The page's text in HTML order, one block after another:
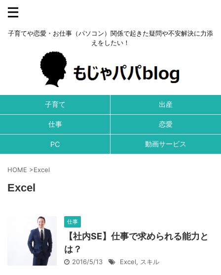
子育てや恋愛・お仕事（パソコン）関係で起きた疑問や不安解決に力添
えをしたい！
子育て 出産
仕事 恋愛
PC 動画サービス
HOME >Excel
Excel
仕事
【社内SE】仕事で求められる能力と
は？
2016/5/13 Excel, スキル